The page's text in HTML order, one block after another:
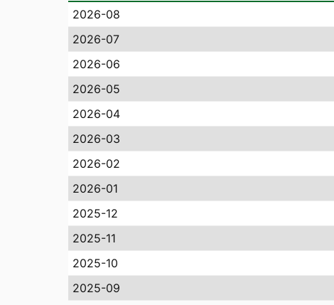
2026-08
2026-07
2026-06
2026-05
2026-04
2026-03
2026-02
2026-01
2025-12
2025-11
2025-10
2025-09